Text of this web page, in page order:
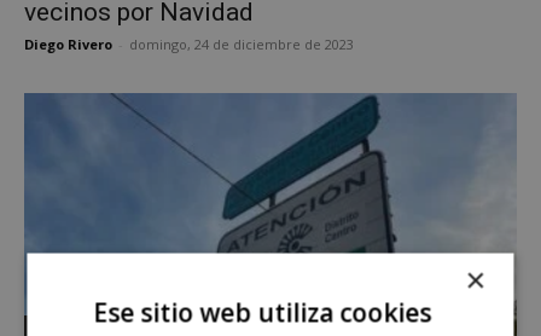
vecinos por Navidad
Diego Rivero domingo, 24 de diciembre de 2023
Comunidad
×
Ese sitio web utiliza cookies